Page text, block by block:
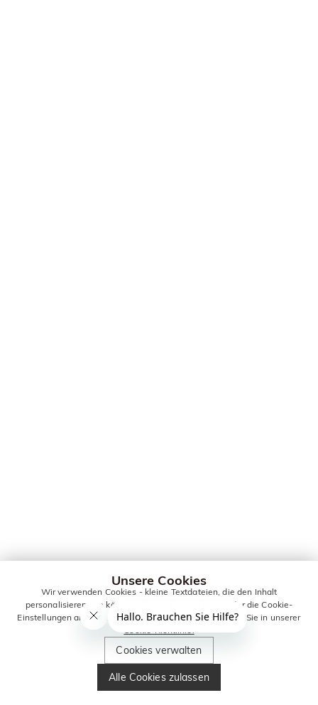
Unsere Cookies
Wir verwenden Cookies - kleine Textdateien, die den Inhalt
personalisieren. Sie können alle Cookies zulassen oder die Cookie-
Einstellungen anpassen. Weitere Informationen erhalten Sie in unserer
Cookie-Richtlinie.
Cookies verwalten
Alle Cookies zulassen